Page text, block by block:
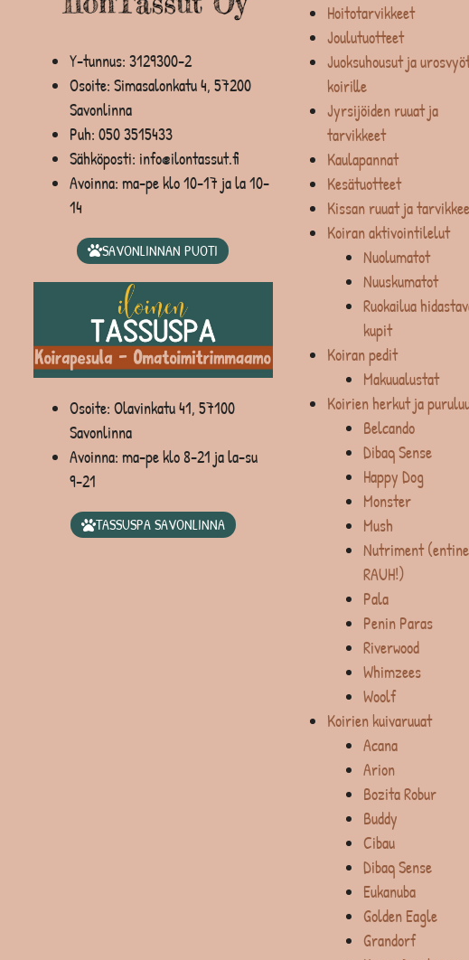
Y-tunnus: 3129300-2
Osoite: Simasalonkatu 4, 57200
Savonlinna
Puh: 050 3515433
Sähköposti: info@ilontassut.fi
Avoinna: ma-pe klo 10-17 ja la 10-
14
SAVONLINNAN PUOTI
Osoite: Olavinkatu 41, 57100
Savonlinna
Avoinna: ma-pe klo 8-21 ja la-su
9-21
TASSUSPA SAVONLINNA
Hoitotarvikkeet
Joulutuotteet
Juoksuhousut ja
koirille
Jyrsijöiden ruuat ja
tarvikkeet
Kaulapannat
Kesätuotteet
Kissan ruuat ja
Koiran aktivointilelut
Nuolumatot
Nuuskumatot
Ruokailua
kupit
Koiran pedit
Makuualustat
Koirien herkut ja
Belcando
Dibaq Sense
Happy Dog
Monster
Mush
Nutriment
RAUH!)
Pala
Penin Paras
Riverwood
Whimzees
Woolf
Koirien kuivaruuat
Acana
Arion
Bozita Robur
Buddy
Cibau
Dibaq Sense
Eukanuba
Golden Eagle
Grandorf